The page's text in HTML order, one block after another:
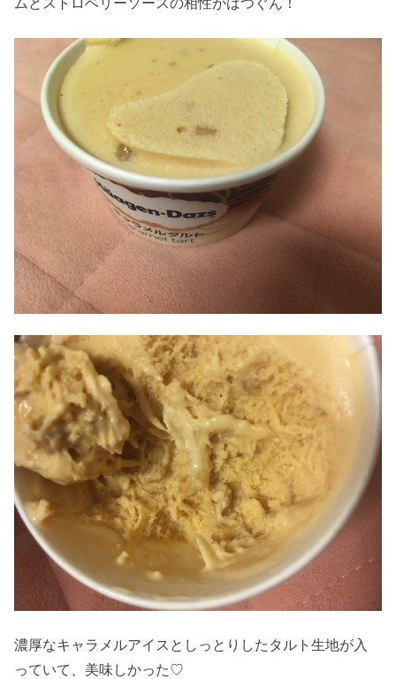
濃厚なキャラメルアイスとしっとりしたタルト生地が入
っていて、美味しかった♡